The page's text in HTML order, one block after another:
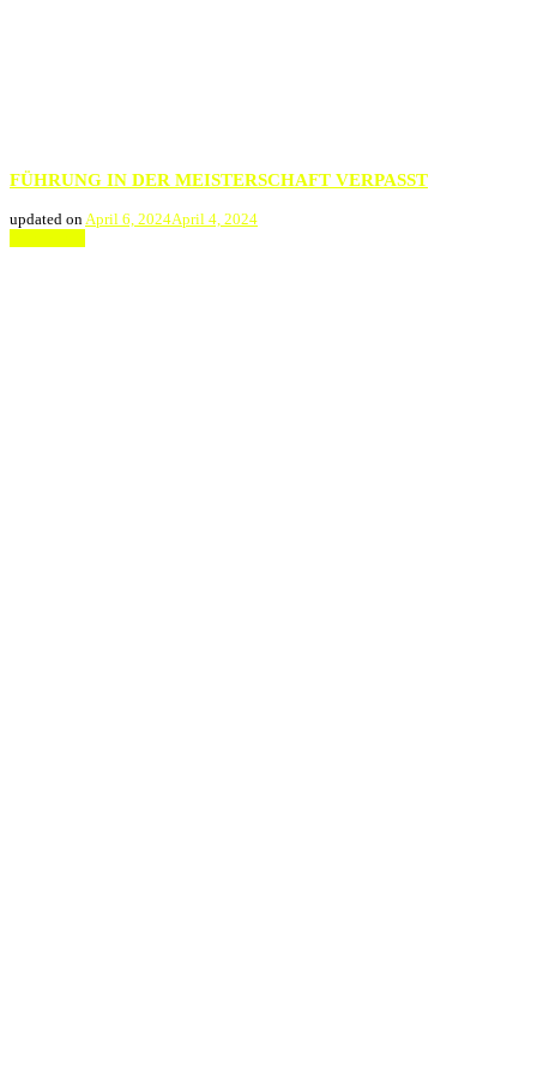
FÜHRUNG IN DER MEISTERSCHAFT VERPASST
updated on April 6, 2024April 4, 2024